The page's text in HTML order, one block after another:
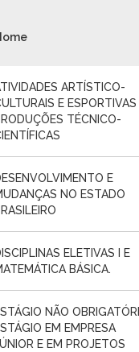
ARTÍSTICO-
E ESPORTIVAS
TÉCNICO-
E
NO ESTADO
ELETIVAS I E
BÁSICA.
NÃO
EM EMPRESA
E EM PROJETOS